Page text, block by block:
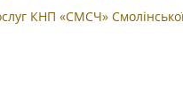
КНП «СМСЧ»